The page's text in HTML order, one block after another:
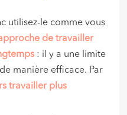
utilisez-le comme vous
de travailler
: il y a une limite
manière efficace. Par
travailler plus